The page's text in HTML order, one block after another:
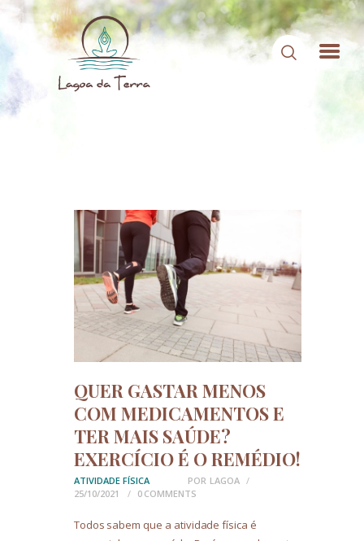
CONTATO
ÁREA DE MEMBROS
LOGIN
QUER GASTAR MENOS
COM MEDICAMENTOS E
TER MAIS SAÚDE?
EXERCÍCIO É O REMÉDIO!
ATIVIDADE FÍSICA POR LAGOA
25/10/2021
0 COMMENTS
Todos sabem que a atividade física é